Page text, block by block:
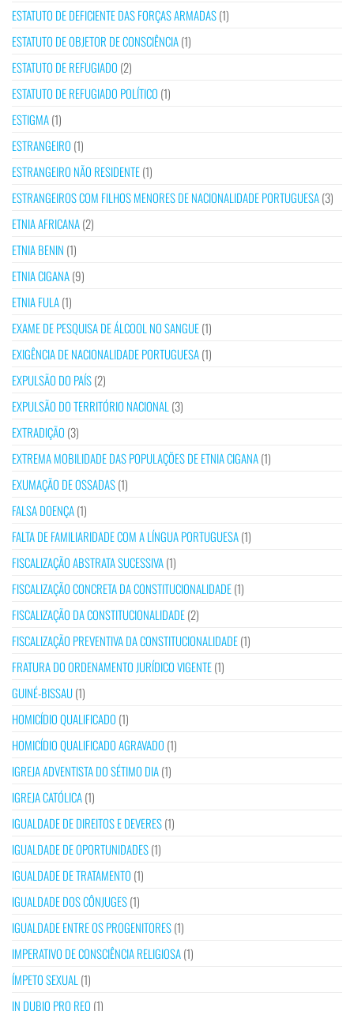
ESTATUTO DE DEFICIENTE DAS FORÇAS ARMADAS(1)
ESTATUTO DE OBJETOR DE CONSCIÊNCIA(1)
ESTATUTO DE REFUGIADO (2)
ESTATUTO DE REFUGIADO POLÍTICO (1)
ESTIGMA(1)
ESTRANGEIRO (1)
ESTRANGEIRO NÃO RESIDENTE(1)
ESTRANGEIROS COM FILHOS MENORES DE NACIONALIDADE PORTUGUESA(3)
ETNIA AFRICANA(2)
ETNIA BENIN (1)
ETNIA CIGANA(9)
ETNIA FULA(1)
EXAME DE PESQUISA DE ÁLCOOL NO SANGUE(1)
EXIGÊNCIA DE NACIONALIDADE PORTUGUESA(1)
EXPULSÃO DO PAÍS(2)
EXPULSÃO DO TERRITÓRIO NACIONAL (3)
EXTRADIÇÃO (3)
EXTREMA MOBILIDADE DAS POPULAÇÕES DE ETNIA CIGANA(1)
EXUMAÇÃO DE OSSADAS(1)
FALSA DOENÇA(1)
FALTA DE FAMILIARIDADE COM A LÍNGUA PORTUGUESA(1)
FISCALIZAÇÃO ABSTRATA SUCESSIVA(1)
FISCALIZAÇÃO CONCRETA DA CONSTITUCIONALIDADE(1)
FISCALIZAÇÃO DA CONSTITUCIONALIDADE(2)
FISCALIZAÇÃO PREVENTIVA DA CONSTITUCIONALIDADE(1)
FRATURA DO ORDENAMENTO JURÍDICO VIGENTE(1)
GUINÉ-BISSAU(1)
HOMICÍDIO QUALIFICADO (1)
HOMICÍDIO QUALIFICADO AGRAVADO (1)
IGREJA ADVENTISTA DO SÉTIMO DIA(1)
IGREJA CATÓLICA(1)
IGUALDADE DE DIREITOS E DEVERES(1)
IGUALDADE DE OPORTUNIDADES(1)
IGUALDADE DE TRATAMENTO (1)
IGUALDADE DOS CÔNJUGES(1)
IGUALDADE ENTRE OS PROGENITORES(1)
IMPERATIVO DE CONSCIÊNCIA RELIGIOSA(1)
ÍMPETO SEXUAL (1)
IN DUBIO PRO REO (1)